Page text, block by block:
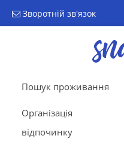
Зворотній зв'язок
Пошук проживання
Організація
відпочинку